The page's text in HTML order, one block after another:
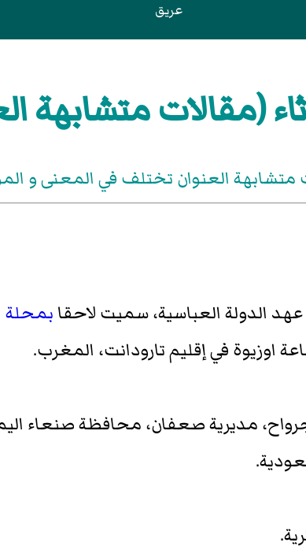
عريق
(مقالات متشابهة
متشابهة العنوان تختلف في المعنى و
الدولة العباسية، سميت لاحقا بمحلة
اوزيوة في إقليم تارودانت، المغرب.
مديرية صعفان، محافظة صنعاء